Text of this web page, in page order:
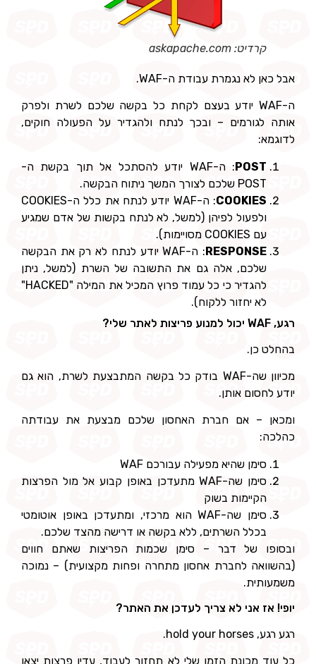
קרדיט: askapache.com
אבל כאן לא נגמרת עבודת ה-WAF.
ה-WAF יודע בעצם לקחת כל בקשה שלכם לשרת ולפרק
אותה לגורמים – ובכך לנתח ולהגדיר על הפעולה חוקים,
לדוגמא:
POST
: ה-WAF יודע להסתכל אל תוך בקשת ה-
POST שלכם לצורך המשך ניתוח הבקשה.
COOKIES
: ה-WAF יודע לנתח את כלל ה-COOKIES
ולפעול לפיהן (למשל, לא לנתח בקשות של אדם שמגיע
עם COOKIES מסויימות).
RESPONSE
: ה-WAF יודע לנתח לא רק את הבקשה
שלכם, אלה גם את התשובה של השרת (למשל, ניתן
להגדיר כי כל עמוד פרוץ המכיל את המילה "HACKED"
לא יחזור ללקוח).
רגע, WAF יכול למנוע פריצות לאתר שלי?
בהחלט כן.
מכיוון שה-WAF בודק כל בקשה המתבצעת לשרת, הוא גם
יודע לחסום אותן.
ומכאן – אם חברת האחסון שלכם מבצעת את עבודתה
כהלכה:
סימן שהיא מפעילה עבורכם WAF
סימן שה-WAF מתעדכן באופן קבוע אל מול הפרצות
הקיימות בשוק
סימן שה-WAF הוא מרכזי, ומתעדכן באופן אוטומטי
בכלל השרתים, ללא בקשה או דרישה מהצד שלכם.
ובסופו של דבר – סימן שכמות הפריצות שאתם חווים
(בהשוואה לחברת אחסון מתחרה ופחות מקצועית) – נמוכה
משמעותית.
יופי! אז אני לא צריך לעדכן את האתר?
רגע רגע, hold your horses.
כל עוד מכונת הזמן שלי לא תחזור לעבוד, עדין פרצות יצאו